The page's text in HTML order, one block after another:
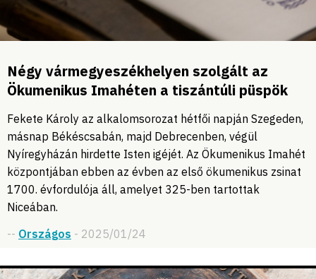
Négy vármegyeszékhelyen szolgált az
Ökumenikus Imahéten a tiszántúli püspök
Fekete Károly az alkalomsorozat hétfői napján Szegeden,
másnap Békéscsabán, majd Debrecenben, végül
Nyíregyházán hirdette Isten igéjét. Az Ökumenikus Imahét
központjában ebben az évben az első ökumenikus zsinat
1700. évfordulója áll, amelyet 325-ben tartottak
Niceában.
-- Országos - 2025/01/24